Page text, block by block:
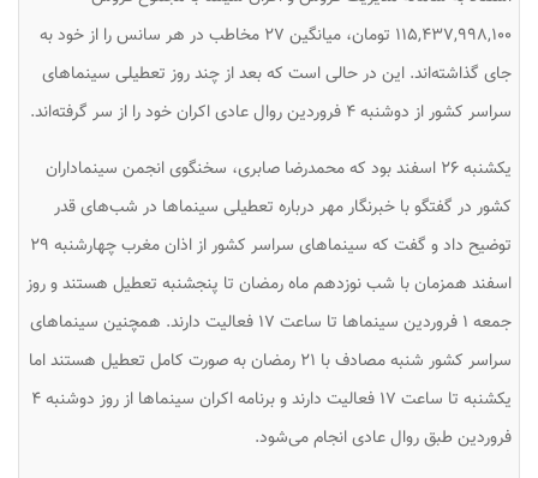
۱۱۵,۴۳۷,۹۹۸,۱۰۰ تومان، میانگین ۲۷ مخاطب در هر سانس را از خود به
جای گذاشته‌اند. این در حالی است که بعد از چند روز تعطیلی سینماهای
سراسر کشور از دوشنبه ۴ فروردین روال عادی اکران خود را از سر گرفته‌اند.
یکشنبه ۲۶ اسفند بود که محمدرضا صابری، سخنگوی انجمن سینماداران
کشور در گفتگو با خبرنگار مهر درباره تعطیلی سینماها در شب‌های قدر
توضیح داد و گفت که سینماهای سراسر کشور از اذان مغرب چهارشنبه ۲۹
اسفند همزمان با شب نوزدهم ماه رمضان تا پنجشنبه تعطیل هستند و روز
جمعه ۱ فروردین سینماها تا ساعت ۱۷ فعالیت دارند. همچنین سینماهای
سراسر کشور شنبه مصادف با ۲۱ رمضان به صورت کامل تعطیل هستند اما
یکشنبه تا ساعت ۱۷ فعالیت دارند و برنامه اکران سینماها از روز دوشنبه ۴
فروردین طبق روال عادی انجام می‌شود.